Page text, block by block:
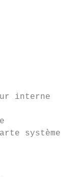
interne
système